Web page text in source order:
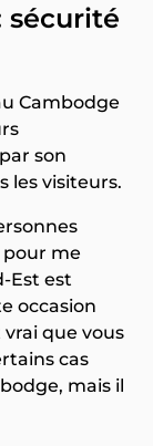
sécurité
Cambodge
son
les visiteurs.
pour me
Est est
occasion
que vous
cas
mais il